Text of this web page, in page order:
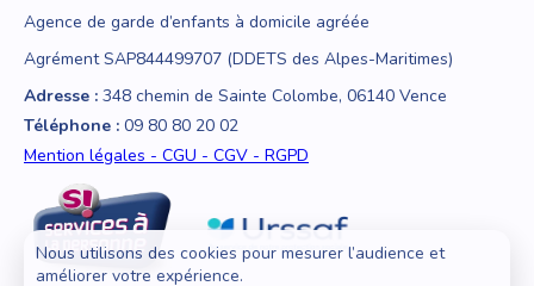
Agence de garde d’enfants à domicile agréée
Agrément SAP844499707 (DDETS des Alpes-Maritimes)
Adresse : 348 chemin de Sainte Colombe, 06140 Vence
Téléphone : 09 80 80 20 02
Mention légales - CGU - CGV - RGPD
Nous utilisons des cookies pour mesurer l’audience et
améliorer votre expérience.